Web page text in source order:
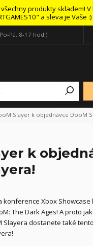
produkty skladem!
a sleva je Vaše :)
Pá, 8-17 hod.)
Slayer k objednávce DooM
k
konference Xbox Showcase
The Dark Ages! A proto
Slayera dostanete také